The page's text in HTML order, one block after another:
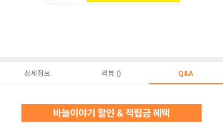
상세정보 리뷰 () Q&A